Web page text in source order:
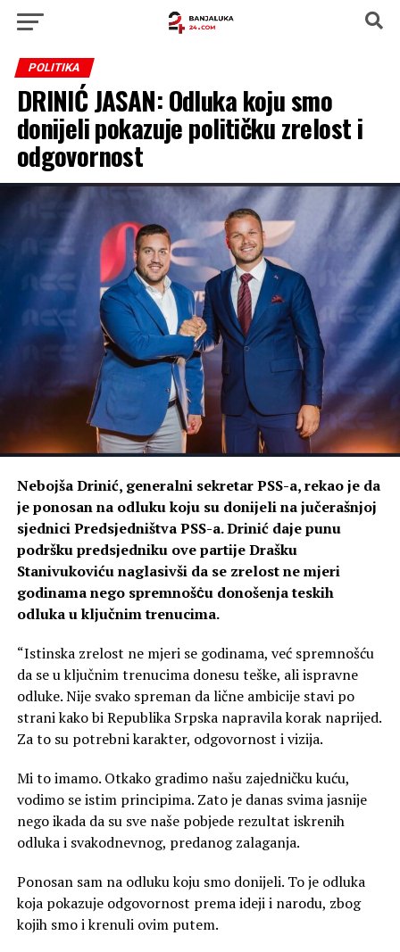
POLITIKA
DRINIĆ JASAN: Odluka koju smo
donijeli pokazuje političku zrelost i
odgovornost
Nebojša Drinić, generalni sekretar PSS-a, rekao je da
je ponosan na odluku koju su donijeli na jučerašnjoj
sjednici Predsjedništva PSS-a. Drinić daje punu
podršku predsjedniku ove partije Drašku
Stanivukoviću naglasivši da se zrelost ne mjeri
godinama nego spremnošċu donošenja teskih
odluka u ključnim trenucima.
“Istinska zrelost ne mjeri se godinama, već spremnošću
da se u ključnim trenucima donesu teške, ali ispravne
odluke. Nije svako spreman da lične ambicije stavi po
strani kako bi Republika Srpska napravila korak naprijed.
Za to su potrebni karakter, odgovornost i vizija.
Mi to imamo. Otkako gradimo našu zajedničku kuću,
vodimo se istim principima. Zato je danas svima jasnije
nego ikada da su sve naše pobjede rezultat iskrenih
odluka i svakodnevnog, predanog zalaganja.
Ponosan sam na odluku koju smo donijeli. To je odluka
koja pokazuje odgovornost prema ideji i narodu, zbog
kojih smo i krenuli ovim putem.